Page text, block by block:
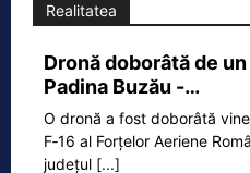
Realitatea
Dronă doborâtă de
Padina Buzău -…
O dronă a fost doborâtă
F‑16 al Forțelor Aeriene
județul [...]